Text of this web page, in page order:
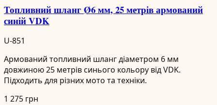
Топливний шланг Ø6 мм, 25 метрів армований
синій VDK
U-851
Армований топливний шланг діаметром 6 мм
довжиною 25 метрів синього кольору від VDK.
Підходить для різних мото та техніки.
1 275 грн